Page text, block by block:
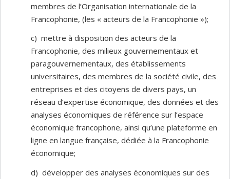
membres de l’Organisation internationale de la
Francophonie, (les « acteurs de la Francophonie »);
c) mettre à disposition des acteurs de la
Francophonie, des milieux gouvernementaux et
paragouvernementaux, des établissements
universitaires, des membres de la société civile, des
entreprises et des citoyens de divers pays, un
réseau d’expertise économique, des données et des
analyses économiques de référence sur l’espace
économique francophone, ainsi qu’une plateforme en
ligne en langue française, dédiée à la Francophonie
économique;
d) développer des analyses économiques sur des